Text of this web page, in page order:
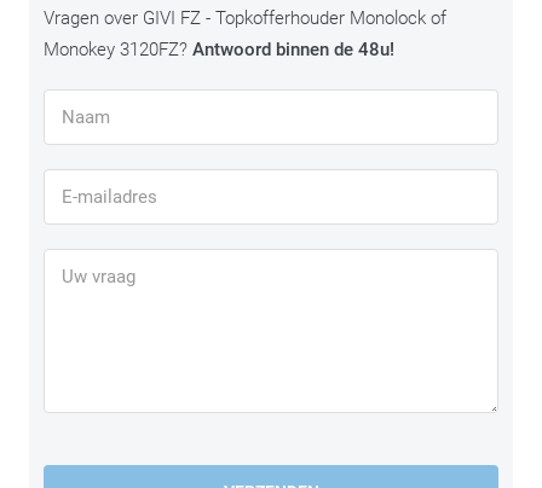
Vragen over GIVI FZ - Topkofferhouder Monolock of
Monokey 3120FZ? Antwoord binnen de 48u!